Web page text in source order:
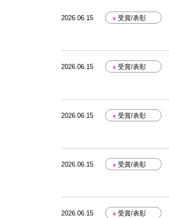
2026.06.15 ● 受賞/表彰
2026.06.15 ● 受賞/表彰
2026.06.15 ● 受賞/表彰
2026.06.15 ● 受賞/表彰
2026.06.15 ● 受賞/表彰